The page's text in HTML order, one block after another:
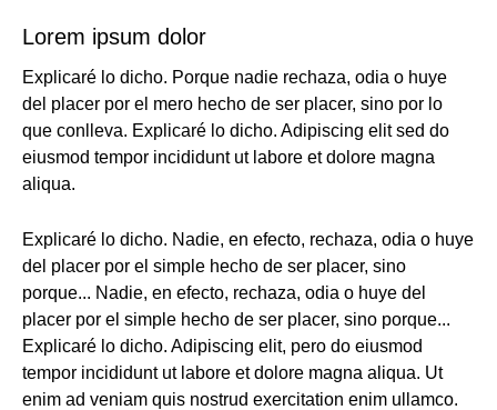
Lorem ipsum dolor
Explicaré lo dicho. Porque nadie rechaza, odia o huye
del placer por el mero hecho de ser placer, sino por lo
que conlleva. Explicaré lo dicho. Adipiscing elit sed do
eiusmod tempor incididunt ut labore et dolore magna
aliqua.
Explicaré lo dicho. Nadie, en efecto, rechaza, odia o huye
del placer por el simple hecho de ser placer, sino
porque... Nadie, en efecto, rechaza, odia o huye del
placer por el simple hecho de ser placer, sino porque...
Explicaré lo dicho. Adipiscing elit, pero do eiusmod
tempor incididunt ut labore et dolore magna aliqua. Ut
enim ad veniam quis nostrud exercitation enim ullamco.